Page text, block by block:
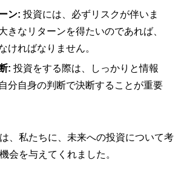
ン: 投資には、必ずリスクが伴いま
きなリターンを得たいのであれば、
ければなりません。
: 投資をする際は、しっかりと情報
分自身の判断で決断することが重要
、私たちに、未来への投資について考
会を与えてくれました。